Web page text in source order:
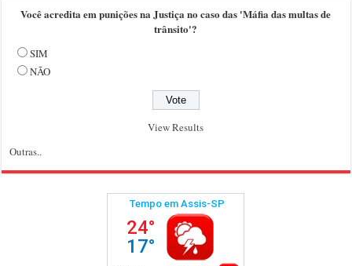
Você acredita em punições na Justiça no caso das 'Máfia das multas de
trânsito'?
SIM
NÃO
View Results
Outras..